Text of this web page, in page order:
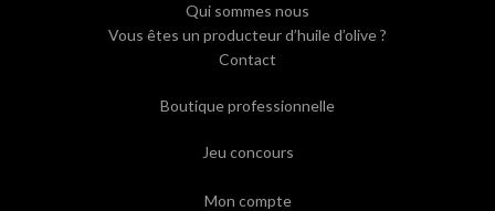
Qui sommes nous
Vous êtes un producteur d’huile d’olive ?
Contact
Boutique professionnelle
Jeu concours
Mon compte